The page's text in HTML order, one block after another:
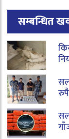
सम्बन्धित